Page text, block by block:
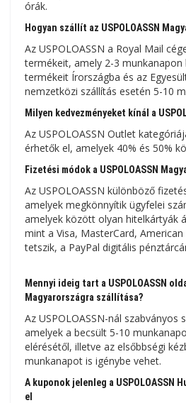
órák.
Hogyan szállít az USPOLOASSN
Az USPOLOASSN a Royal Mail
termékeit, amely 2-3 munkanapon
termékeit Írországba és az
nemzetközi szállítás esetén 5-10
Milyen kedvezményeket kínál a
Az USPOLOASSN Outlet
érhetők el, amelyek 40% és 50%
Fizetési módok a USPOLOASSN
Az USPOLOASSN különböző
amelyek megkönnyítik ügyfelei
amelyek között olyan hitelkártyák
mint a Visa, MasterCard,
tetszik, a PayPal digitális
Mennyi ideig tart a USPOLOASSN
Magyarországra szállítása?
Az USPOLOASSN-nál szabványos
amelyek a becsült 5-10
elérésétől, illetve az elsőbbségi
munkanapot is igénybe vehet.
A kuponok jelenleg a USPOLOASSN
el